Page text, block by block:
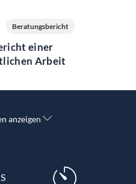
Beratungsbericht
einer
Arbeit
anzeigen